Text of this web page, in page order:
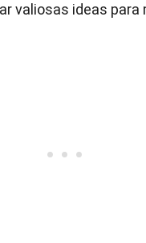
valiosas ideas para